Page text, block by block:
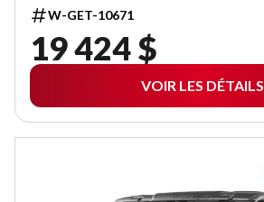
W-GET-10671
19 424 $
VOIR LES DÉTAILS